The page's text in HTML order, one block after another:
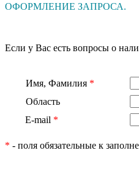
ОФОРМЛЕНИЕ ЗАПРОСА.
Если у Вас есть вопросы о
Имя, Фамилия *
Область
E-mail *
* - поля обязательные к